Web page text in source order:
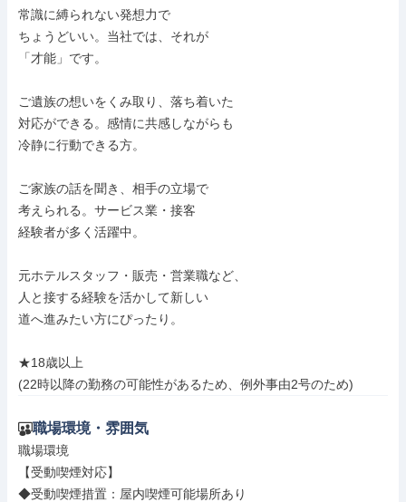
常識に縛られない発想力で
ちょうどいい。当社では、それが
「才能」です。
ご遺族の想いをくみ取り、落ち着いた
対応ができる。感情に共感しながらも
冷静に行動できる方。
ご家族の話を聞き、相手の立場で
考えられる。サービス業・接客
経験者が多く活躍中。
元ホテルスタッフ・販売・営業職など、
人と接する経験を活かして新しい
道へ進みたい方にぴったり。
★18歳以上
(22時以降の勤務の可能性があるため、例外事由2号のため)
職場環境・雰囲気
職場環境
【受動喫煙対応】
◆受動喫煙措置：屋内喫煙可能場所あり